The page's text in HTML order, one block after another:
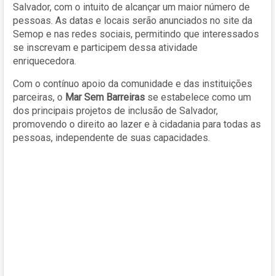
Salvador, com o intuito de alcançar um maior número de
pessoas. As datas e locais serão anunciados no site da
Semop e nas redes sociais, permitindo que interessados
se inscrevam e participem dessa atividade
enriquecedora.
Com o contínuo apoio da comunidade e das instituições
parceiras, o Mar Sem Barreiras se estabelece como um
dos principais projetos de inclusão de Salvador,
promovendo o direito ao lazer e à cidadania para todas as
pessoas, independente de suas capacidades.